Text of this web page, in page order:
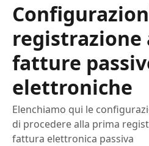
registrazione
fatture
elettroniche
Elenchiamo qui le
di procedere alla prima
fattura elettronica passiva